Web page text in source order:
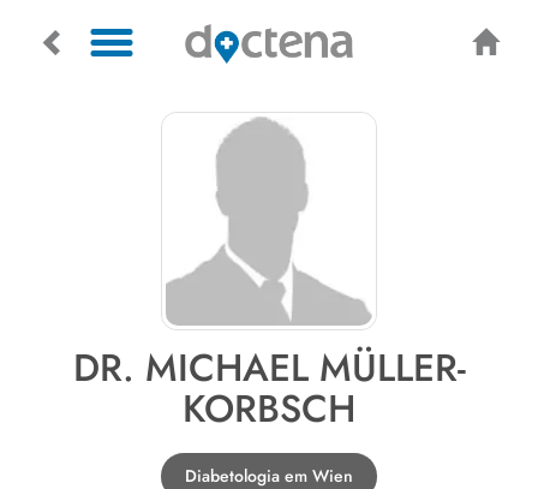
DR. MICHAEL MÜLLER-
KORBSCH
Diabetologia em Wien